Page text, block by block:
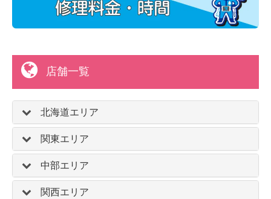
店舗一覧
北海道エリア
関東エリア
中部エリア
関西エリア